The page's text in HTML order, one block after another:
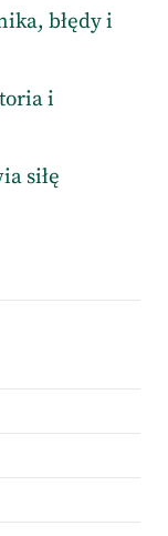
błędy i
i
siłę